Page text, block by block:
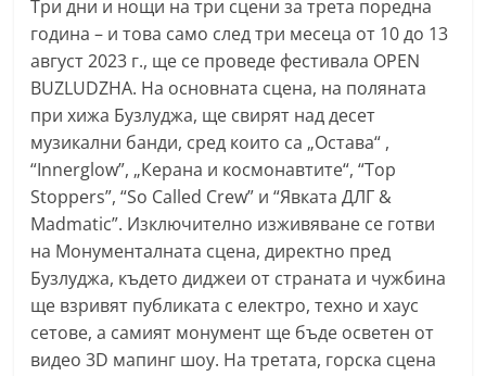
n
a
k
.
i
n
f
o
k
a
Три дни и нощи на три сцени за трета поредна
година – и това само след три месеца от 10 до 13
август 2023 г., ще се проведе фестивала OPEN
BUZLUDZHA. На основната сцена, на поляната
при хижа Бузлуджа, ще свирят над десет
музикални банди, сред които са „Остава“ ,
“Innerglow”, „Керана и космонавтите“, “Top
Stoppers”, “So Called Crew” и “Явката ДЛГ &
Madmatic”. Изключително изживяване се готви
на Монументалната сцена, директно пред
Бузлуджа, където диджеи от страната и чужбина
ще взривят публиката с електро, техно и хаус
сетове, а самият монумент ще бъде осветен от
видео 3D мапинг шоу. На третата, горска сцена